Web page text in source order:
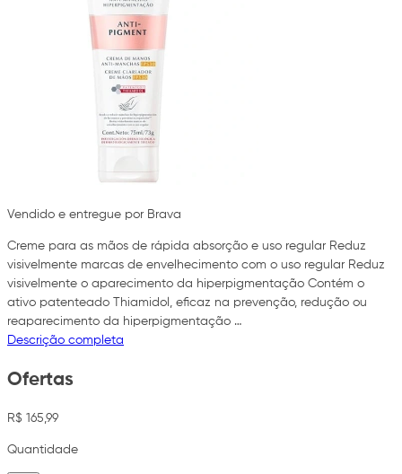
Vendido e entregue por Brava
Creme para as mãos de rápida absorção e uso regular Reduz
visivelmente marcas de envelhecimento com o uso regular Reduz
visivelmente o aparecimento da hiperpigmentação Contém o
ativo patenteado Thiamidol, eficaz na prevenção, redução ou
reaparecimento da hiperpigmentação …
Descrição completa
Ofertas
R$ 165,99
Quantidade